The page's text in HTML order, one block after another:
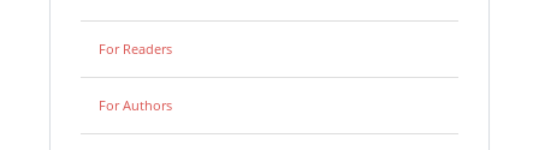
For Readers
For Authors